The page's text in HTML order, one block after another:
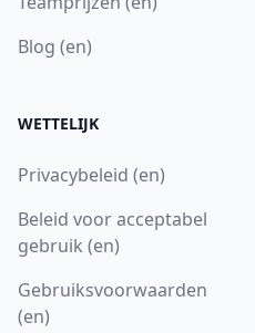
Blog (en)
WETTELIJK
Privacybeleid (en)
Beleid voor acceptabel
gebruik (en)
Gebruiksvoorwaarden
(en)